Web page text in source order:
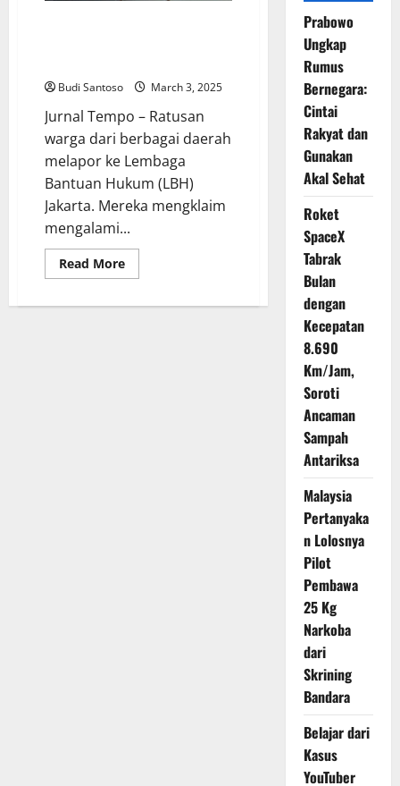
Budi Santoso March 3, 2025
Jurnal Tempo – Ratusan
warga dari berbagai daerah
melapor ke Lembaga
Bantuan Hukum (LBH)
Jakarta. Mereka mengklaim
mengalami...
Read MoreRead
more
Warga
Prabowo
Ungkap
Rumus
Bernegara:
Cintai
Rakyat dan
Gunakan
Akal Sehat
Roket
SpaceX
Tabrak
Bulan
dengan
Kecepatan
8.690
Km/Jam,
Soroti
Ancaman
Sampah
Antariksa
Malaysia
Pertanyaka
n Lolosnya
Pilot
Pembawa
25 Kg
Narkoba
dari
Skrining
Bandara
Belajar dari
Kasus
YouTuber